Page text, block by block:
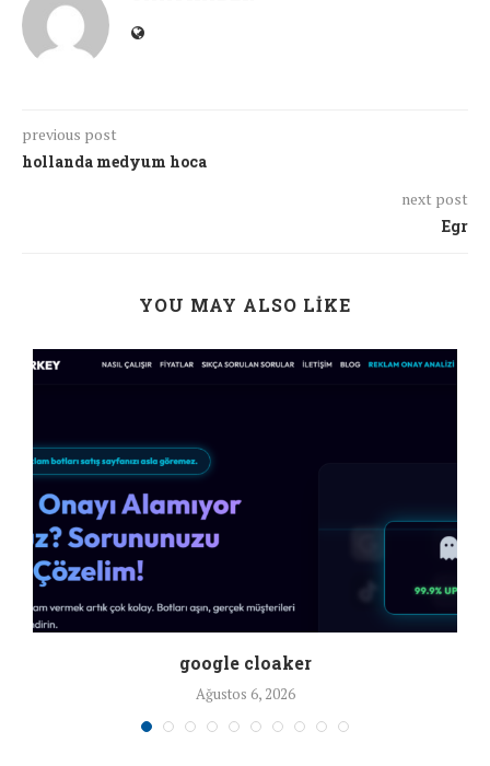
previous post
hollanda medyum hoca
next post
Egr
YOU MAY ALSO LIKE
google cloaker
Ağustos 6, 2026